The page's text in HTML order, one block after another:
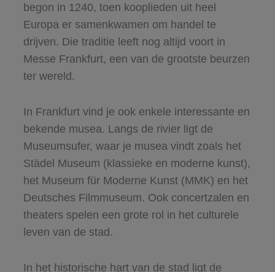
begon in 1240, toen kooplieden uit heel
Europa er samenkwamen om handel te
drijven. Die traditie leeft nog altijd voort in
Messe Frankfurt, een van de grootste beurzen
ter wereld.
In Frankfurt vind je ook enkele interessante en
bekende musea. Langs de rivier ligt de
Museumsufer, waar je musea vindt zoals het
Städel Museum (klassieke en moderne kunst),
het Museum für Moderne Kunst (MMK) en het
Deutsches Filmmuseum. Ook concertzalen en
theaters spelen een grote rol in het culturele
leven van de stad.
In het historische hart van de stad ligt de